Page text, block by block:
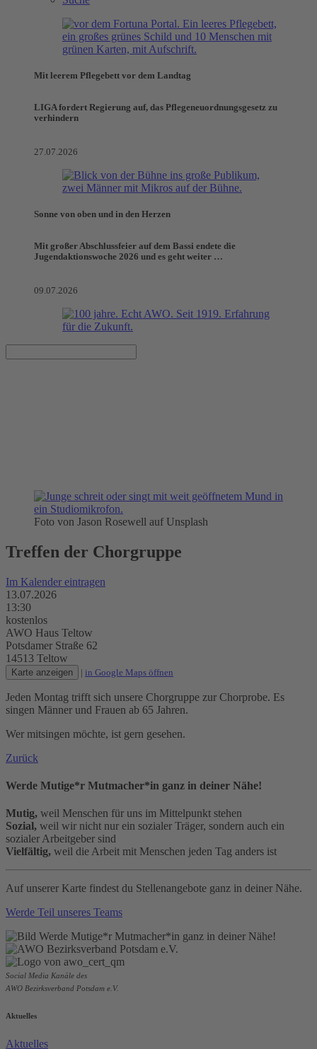
Mit leerem Pflegebett vor dem Landtag
LIGA fordert Regierung auf, das Pflegeneuordnungsgesetz zu
verhindern
27.07.2026
Sonne von oben und in den Herzen
Mit großer Abschlussfeier auf dem Bassi endete die
Jugendaktionswoche 2026 und es geht weiter …
09.07.2026
Foto von Jason Rosewell auf Unsplash
Treffen der Chorgruppe
Im Kalender eintragen
13.07.2026
13:30
kostenlos
AWO Haus Teltow
Potsdamer Straße 62
14513 Teltow
Karte anzeigen | in Google Maps öffnen
Jeden Montag trifft sich unsere Chorgruppe zur Chorprobe. Es
singen Männer und Frauen ab 65 Jahren.
Wer mitsingen möchte, ist gern gesehen.
Zurück
Werde Mutige*r Mutmacher*in ganz in deiner Nähe!
Mutig, weil Menschen für uns im Mittelpunkt stehen
Sozial, weil wir nicht nur ein sozialer Träger, sondern auch ein
sozialer Arbeitgeber sind
Vielfältig, weil die Arbeit mit Menschen jeden Tag anders ist
Auf unserer Karte findest du Stellenangebote ganz in deiner Nähe.
Werde Teil unseres Teams
Social Media Kanäle des
AWO Bezirksverband Potsdam e.V.
Aktuelles
Aktuelles